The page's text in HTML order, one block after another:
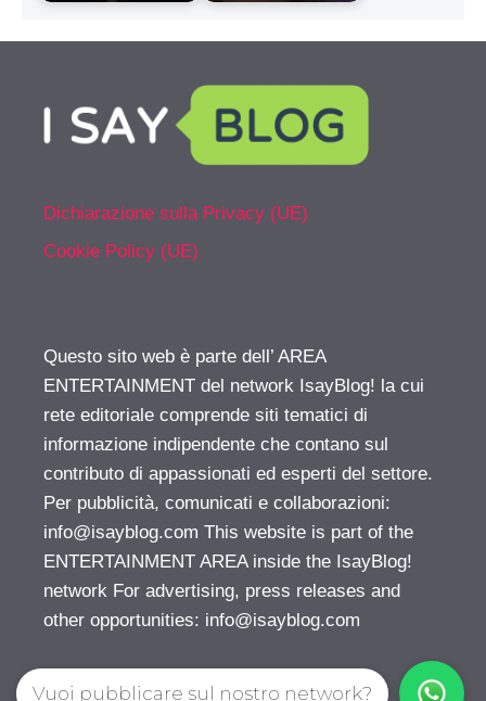
Dichiarazione sulla Privacy (UE)
Cookie Policy (UE)
Questo sito web è parte dell’ AREA
ENTERTAINMENT del network IsayBlog! la cui
rete editoriale comprende siti tematici di
informazione indipendente che contano sul
contributo di appassionati ed esperti del settore.
Per pubblicità, comunicati e collaborazioni:
info@isayblog.com This website is part of the
ENTERTAINMENT AREA inside the IsayBlog!
network For advertising, press releases and
other opportunities: info@isayblog.com
Vuoi pubblicare sul nostro network?